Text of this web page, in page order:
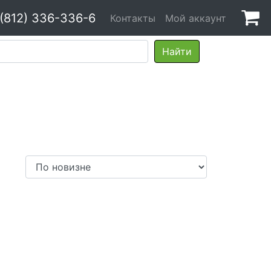
336-336-6 Контакты Мой аккаунт